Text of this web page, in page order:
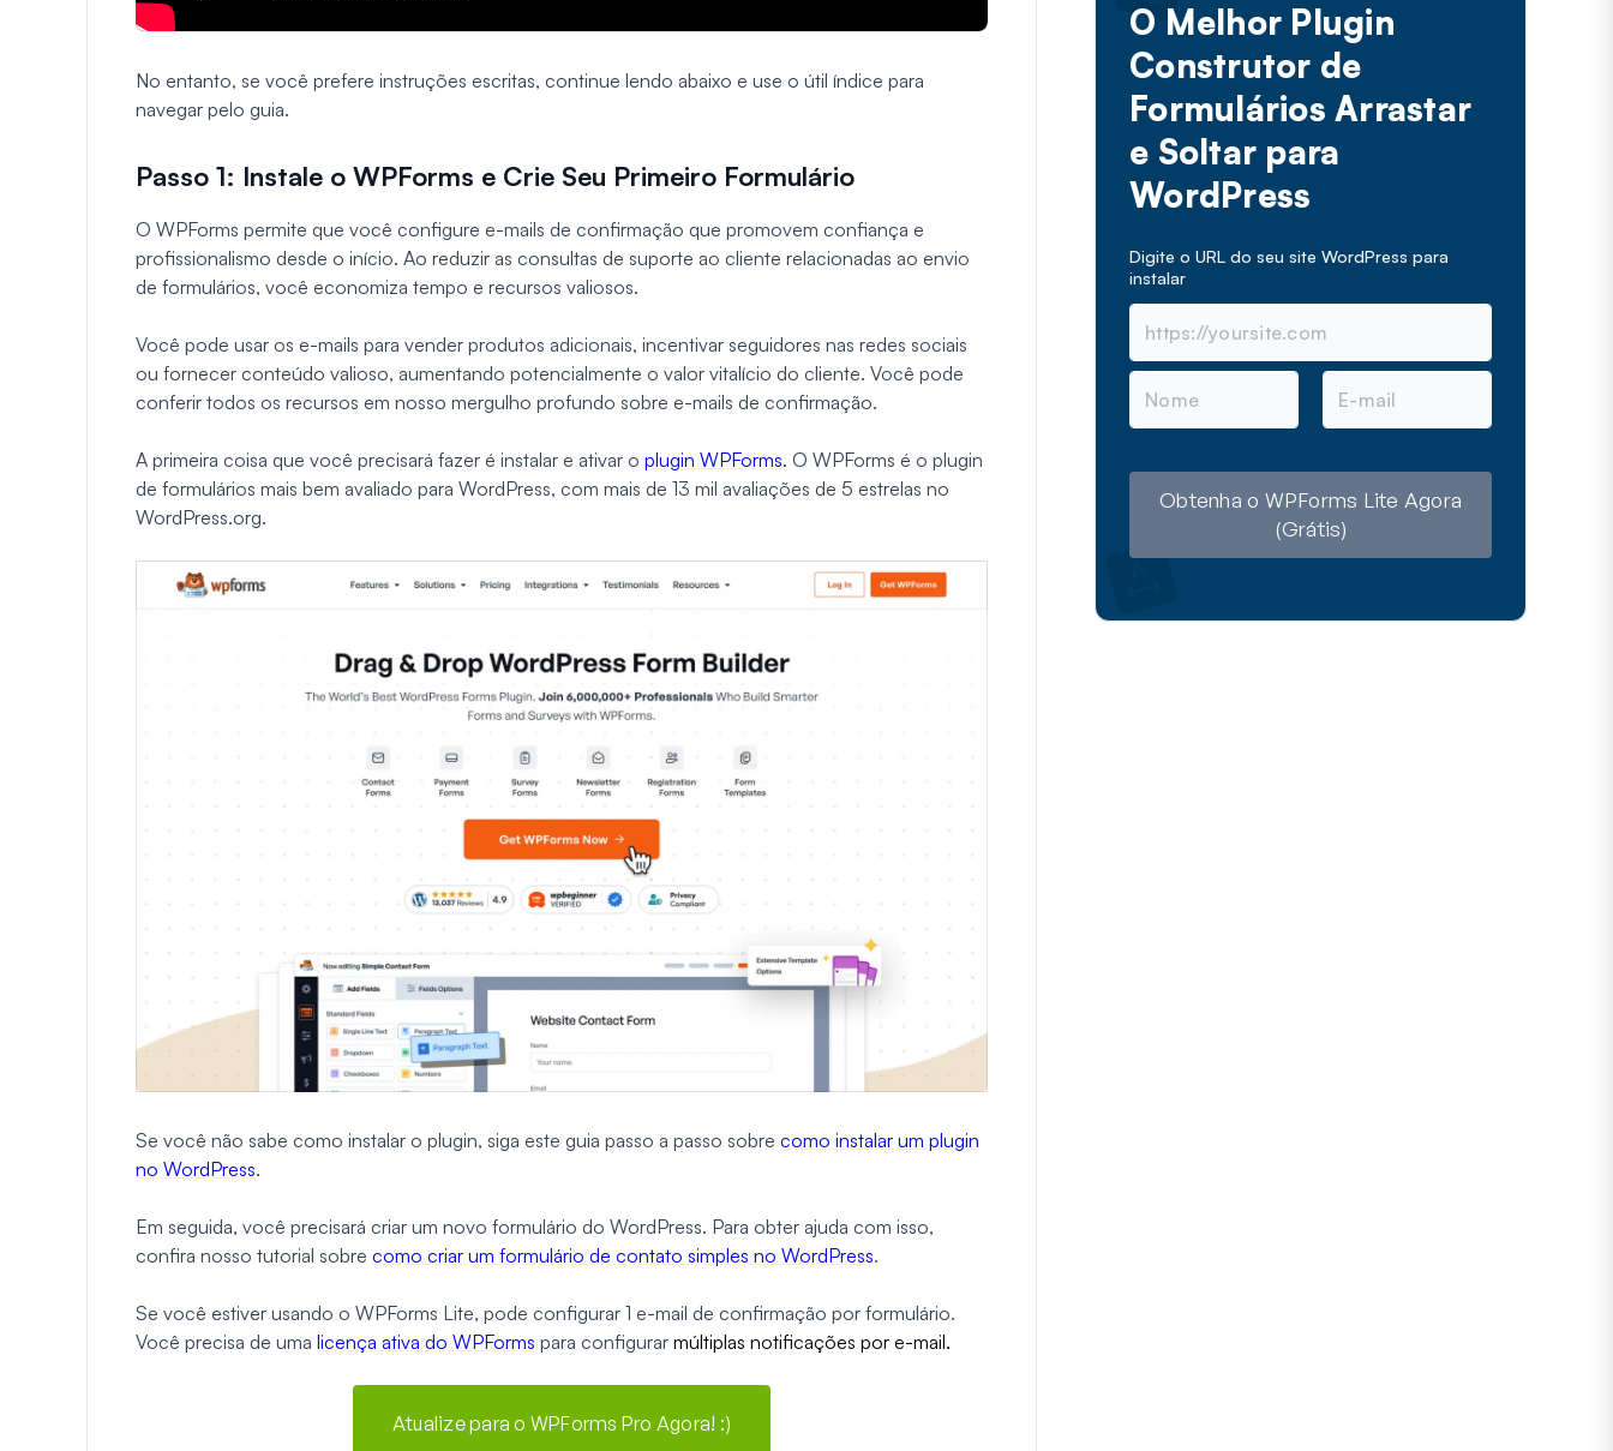
No entanto, se você prefere instruções escritas, continue lendo abaixo e use o útil índice para
navegar pelo guia.
Passo 1: Instale o WPForms e Crie Seu Primeiro Formulário
O WPForms permite que você configure e-mails de confirmação que promovem confiança e
profissionalismo desde o início. Ao reduzir as consultas de suporte ao cliente relacionadas ao envio
de formulários, você economiza tempo e recursos valiosos.
Você pode usar os e-mails para vender produtos adicionais, incentivar seguidores nas redes sociais
ou fornecer conteúdo valioso, aumentando potencialmente o valor vitalício do cliente. Você pode
conferir todos os recursos em nosso mergulho profundo sobre e-mails de confirmação.
A primeira coisa que você precisará fazer é instalar e ativar o plugin WPForms. O WPForms é o plugin
de formulários mais bem avaliado para WordPress, com mais de 13 mil avaliações de 5 estrelas no
WordPress.org.
Se você não sabe como instalar o plugin, siga este guia passo a passo sobre como instalar um plugin
no WordPress.
Em seguida, você precisará criar um novo formulário do WordPress. Para obter ajuda com isso,
confira nosso tutorial sobre como criar um formulário de contato simples no WordPress.
Se você estiver usando o WPForms Lite, pode configurar 1 e-mail de confirmação por formulário.
Você precisa de uma licença ativa do WPForms para configurar múltiplas notificações por e-mail.
Atualize para o WPForms Pro Agora! :)
O Melhor Plugin
Construtor de
Formulários Arrastar
e Soltar para
WordPress
Digite o URL do seu site WordPress para
instalar
N
m
E
m
Obtenha o WPForms Lite Agora
(Grátis)